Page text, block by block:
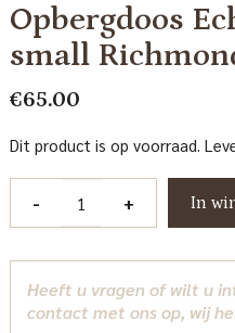
Opbergdoos
small
€65.00
Dit product is op voorraad.
-
brown
small
Richmond
+ In
Heeft u vragen of wilt u
contact met ons op, wij